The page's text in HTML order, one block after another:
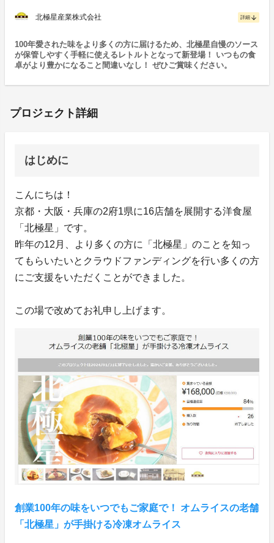
北極星産業株式会社 詳細 arrow_downward
100年愛された味をより多くの方に届けるため、北極星自慢のソース
が保管しやすく手軽に使えるレトルトとなって新登場！ いつもの食
卓がより豊かになること間違いなし！ ぜひご賞味ください。
プロジェクト詳細
はじめに
こんにちは！
京都・大阪・兵庫の2府1県に16店舗を展開する洋食屋
「北極星」です。
昨年の12月、より多くの方に「北極星」のことを知っ
てもらいたいとクラウドファンディングを行い多くの方
にご支援をいただくことができました。
この場で改めてお礼申し上げます。
創業100年の味をいつでもご家庭で！ オムライスの老舗
「北極星」が手掛ける冷凍オムライス